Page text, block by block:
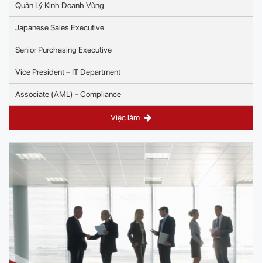
Quản Lý Kinh Doanh Vùng
Japanese Sales Executive
Senior Purchasing Executive
Vice President – IT Department
Associate (AML) - Compliance
Việc làm